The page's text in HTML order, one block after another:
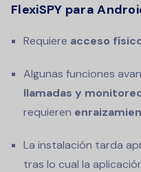
FlexiSPY para
Requiere acceso
Algunas funciones
llamadas y
requieren
La instalación tarda
tras lo cual la